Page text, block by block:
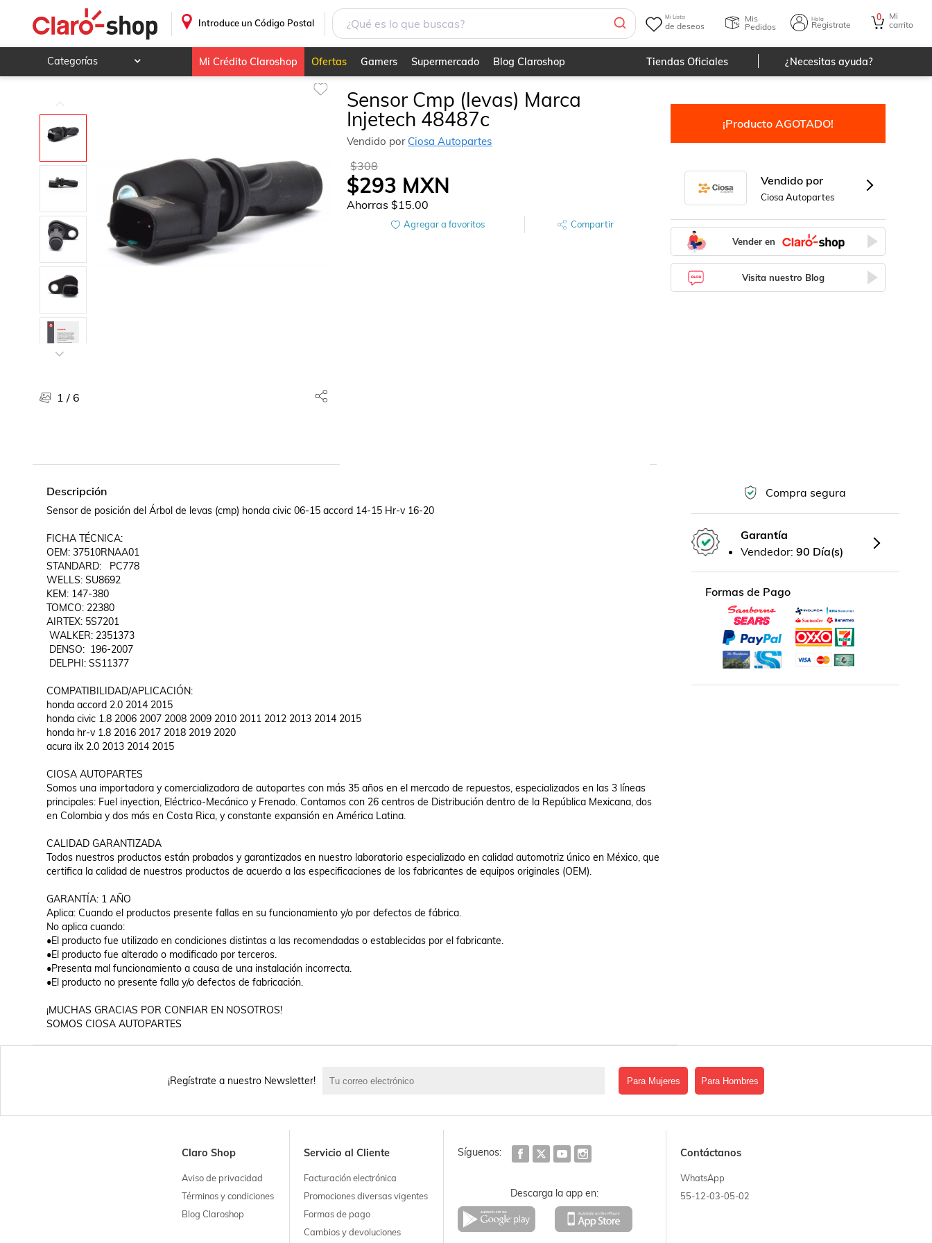
Introduce un Código Postal
Mi Lista
de deseos
Mis
Pedidos
Hola
Registrate
0
Mi
carrito
Categorías
Hogar y jardín
Deportes y ocio
Animales y mascotas
Ropa, calzado y accesorios
Mamá y bebé
Salud, belleza y cuidado personal
Joyería y relojes
Juegos y juguetes
Libros, revistas y comics
Películas, series de tv y música
Otras categorías
Súpermercado
Mi Crédito Claroshop Ofertas Gamers Supermercado Blog Claroshop Tiendas Oficiales ¿Necesitas ayuda?
1 / 6
Sensor Cmp (levas) Marca
Injetech 48487c
Vendido por Ciosa Autopartes
$308
$293 MXN
Ahorras$15.00
Agregar a favoritos Compartir
¡Producto AGOTADO!
Vendido por
Ciosa Autopartes
Vender en
Visita nuestro Blog
Descripción
Sensor de posición del Árbol de levas (cmp) honda civic 06-15 accord 14-15 Hr-v 16-20
FICHA TÉCNICA:
OEM: 37510RNAA01
STANDARD:   PC778
WELLS: SU8692
KEM: 147-380
TOMCO: 22380
AIRTEX: 5S7201
COMPATIBILIDAD/APLICACIÓN:
honda accord 2.0 2014 2015
honda civic 1.8 2006 2007 2008 2009 2010 2011 2012 2013 2014 2015
honda hr-v 1.8 2016 2017 2018 2019 2020
acura ilx 2.0 2013 2014 2015
CIOSA AUTOPARTES
Somos una importadora y comercializadora de autopartes con más 35 años en el mercado de repuestos, especializados en las 3 líneas
principales: Fuel inyection, Eléctrico-Mecánico y Frenado. Contamos con 26 centros de Distribución dentro de la República Mexicana, dos
en Colombia y dos más en Costa Rica, y constante expansión en América Latina.
CALIDAD GARANTIZADA
Todos nuestros productos están probados y garantizados en nuestro laboratorio especializado en calidad automotriz único en México, que
certifica la calidad de nuestros productos de acuerdo a las especificaciones de los fabricantes de equipos originales (OEM).
GARANTÍA: 1 AÑO
Aplica: Cuando el productos presente fallas en su funcionamiento y/o por defectos de fábrica.
No aplica cuando:
•El producto fue utilizado en condiciones distintas a las recomendadas o establecidas por el fabricante.
•El producto fue alterado o modificado por terceros.
•Presenta mal funcionamiento a causa de una instalación incorrecta.
•El producto no presente falla y/o defectos de fabricación.
¡MUCHAS GRACIAS POR CONFIAR EN NOSOTROS!
SOMOS CIOSA AUTOPARTES
Compra segura
Garantía
Vendedor:90 Día(s)
Formas de Pago
¡Regístrate a nuestro Newsletter! Para Mujeres Para Hombres
Claro Shop
Aviso de privacidad
Términos y condiciones
Blog Claroshop
Servicio al Cliente
Facturación electrónica
Promociones diversas vigentes
Formas de pago
Cambios y devoluciones
Síguenos:
Descarga la app en:
Contáctanos
WhatsApp
55-12-03-05-02